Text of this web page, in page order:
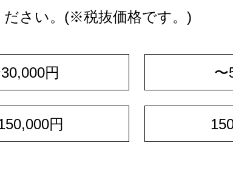
ださい。(※税抜価格です。)
円 〜
円